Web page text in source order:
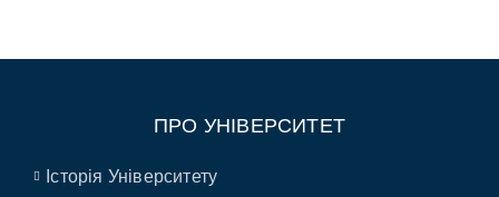
ПРО УНІВЕРСИТЕТ
Історія Університету